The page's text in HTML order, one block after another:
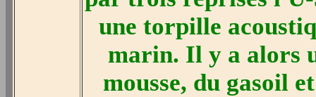
une torpille
marin. Il y a alors
mousse, du gasoil